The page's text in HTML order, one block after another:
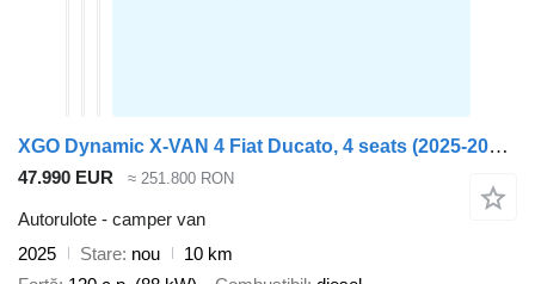
XGO Dynamic X-VAN 4 Fiat Ducato, 4 seats (2025-2026 model)
47.990 EUR ≈ 251.800 RON
Autorulote - camper van
2025
Stare nou
10 km